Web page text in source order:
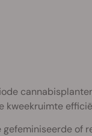
kweekruimte
of